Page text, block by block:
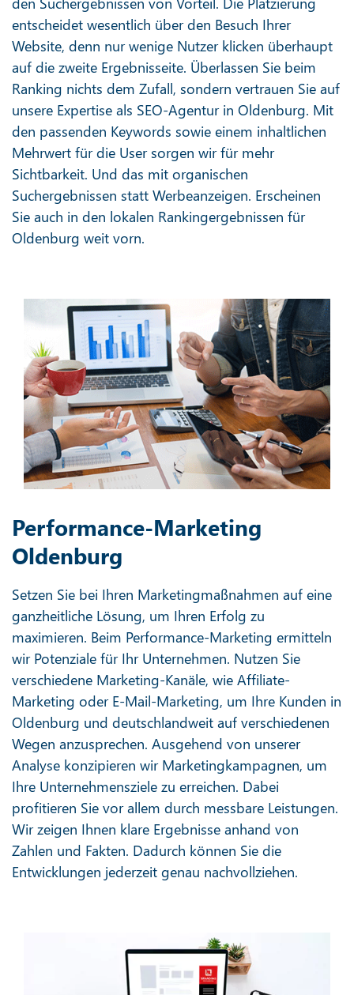
entscheidet wesentlich über den Besuch Ihrer
Website, denn nur wenige Nutzer klicken überhaupt
auf die zweite Ergebnisseite. Überlassen Sie beim
Ranking nichts dem Zufall, sondern vertrauen Sie auf
unsere Expertise als SEO-Agentur in Oldenburg. Mit
den passenden Keywords sowie einem inhaltlichen
Mehrwert für die User sorgen wir für mehr
Sichtbarkeit. Und das mit organischen
Suchergebnissen statt Werbeanzeigen. Erscheinen
Sie auch in den lokalen Rankingergebnissen für
Oldenburg weit vorn.
Performance-Marketing
Oldenburg
Setzen Sie bei Ihren Marketingmaßnahmen auf eine
ganzheitliche Lösung, um Ihren Erfolg zu
maximieren. Beim Performance-Marketing ermitteln
wir Potenziale für Ihr Unternehmen. Nutzen Sie
verschiedene Marketing-Kanäle, wie Affiliate-
Marketing oder E-Mail-Marketing, um Ihre Kunden in
Oldenburg und deutschlandweit auf verschiedenen
Wegen anzusprechen. Ausgehend von unserer
Analyse konzipieren wir Marketingkampagnen, um
Ihre Unternehmensziele zu erreichen. Dabei
profitieren Sie vor allem durch messbare Leistungen.
Wir zeigen Ihnen klare Ergebnisse anhand von
Zahlen und Fakten. Dadurch können Sie die
Entwicklungen jederzeit genau nachvollziehen.